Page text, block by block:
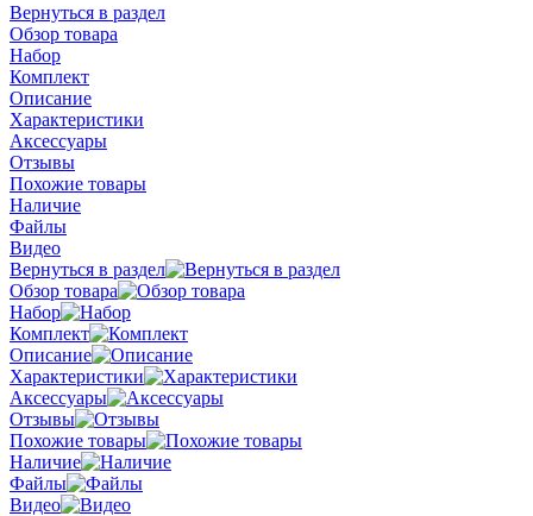
Вернуться в раздел
Обзор товара
Набор
Комплект
Описание
Характеристики
Аксессуары
Отзывы
Похожие товары
Наличие
Файлы
Видео
Вернуться в раздел
Обзор товара
Набор
Комплект
Описание
Характеристики
Аксессуары
Отзывы
Похожие товары
Наличие
Файлы
Видео